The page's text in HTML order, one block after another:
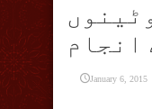
انجام
January 6, 2015